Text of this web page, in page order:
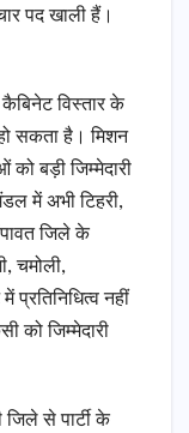
पद खाली हैं।
कैबिनेट विस्तार के
सकता है। मिशन
बड़ी जिम्मेदारी
में अभी टिहरी,
जिले के
चमोली,
प्रतिनिधित्व नहीं
को जिम्मेदारी
जिले से पार्टी के